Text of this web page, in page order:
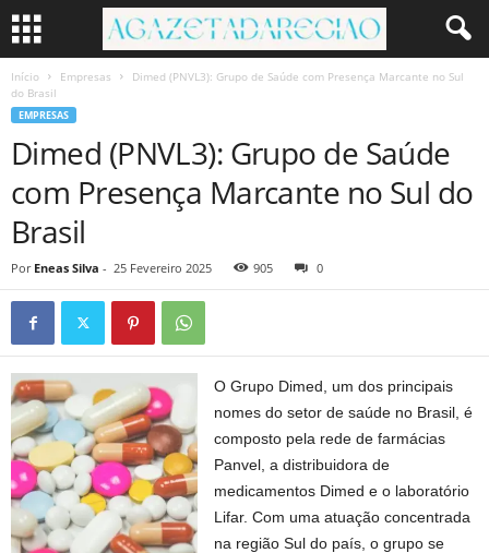
Início Empresas
Dimed (PNVL3): Grupo de Saúde com Presença Marcante no Sul
do Brasil
EMPRESAS
Dimed (PNVL3): Grupo de Saúde
com Presença Marcante no Sul do
Brasil
Por Eneas Silva - 25 Fevereiro 2025 905 0
O Grupo Dimed, um dos principais
nomes do setor de saúde no Brasil, é
composto pela rede de farmácias
Panvel, a distribuidora de
medicamentos Dimed e o laboratório
Lifar. Com uma atuação concentrada
na região Sul do país, o grupo se